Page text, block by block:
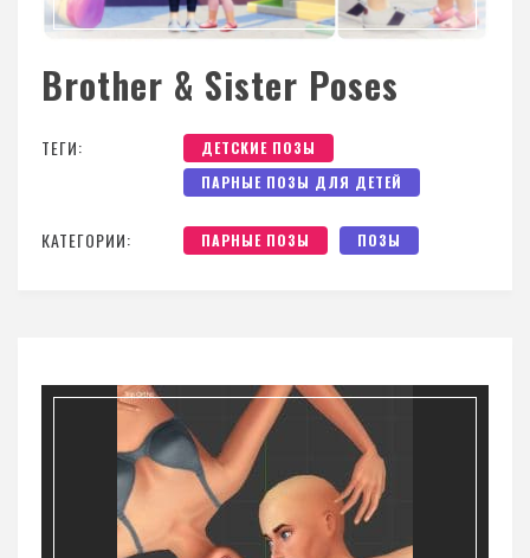
Brother & Sister Poses
ТЕГИ:
ДЕТСКИЕ ПОЗЫ
ПАРНЫЕ ПОЗЫ ДЛЯ ДЕТЕЙ
КАТЕГОРИИ: ПАРНЫЕ ПОЗЫ ПОЗЫ